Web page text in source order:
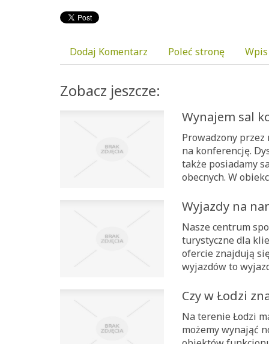
Dodaj Komentarz Poleć stronę
Zobacz jeszcze:
Wynajem sal
Prowadzony
na konferencję.
także posiadamy
obecnych. W
Wyjazdy na
Nasze centrum
turystyczne dla
ofercie znajdują
wyjazdów to
Czy w Łodzi
Na terenie Łodzi
możemy wynająć